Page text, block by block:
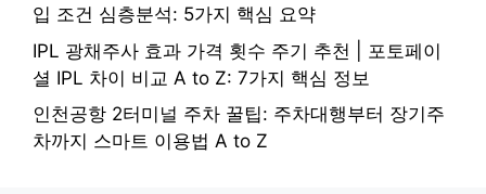
입 조건 심층분석: 5가지 핵심 요약
IPL 광채주사 효과 가격 횟수 주기 추천 | 포토페이
셜 IPL 차이 비교 A to Z: 7가지 핵심 정보
인천공항 2터미널 주차 꿀팁: 주차대행부터 장기주
차까지 스마트 이용법 A to Z